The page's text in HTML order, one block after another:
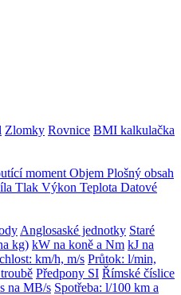
Zlomky Rovnice BMI kalkulačka
moment Objem Plošný obsah
Tlak Výkon Teplota Datové
Anglosaské jednotky Staré
kg) kW na koně a Nm kJ na
km/h, m/s Průtok: l/min,
Předpony SI Římské číslice
na MB/s Spotřeba: l/100 km a